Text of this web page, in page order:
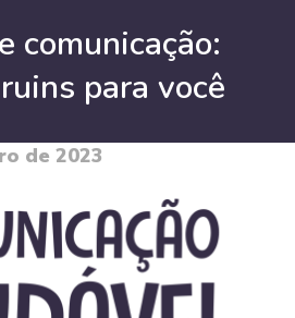
comunicação:
para você
de 2023